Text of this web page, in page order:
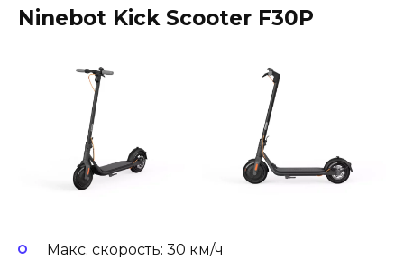
Ninebot Kick Scooter F30P
Макс. скорость: 30 км/ч